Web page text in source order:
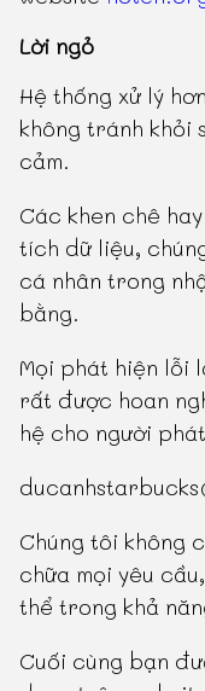
Lời ngỏ
Hệ thống xử lý
không tránh khỏi
cảm.
Các khen chê
tích dữ liệu,
cá nhân trong
bằng.
Mọi phát hiện lỗi
rất được hoan
hệ cho người
Chúng tôi không
chữa mọi yêu
thể trong khả
Cuối cùng bạn